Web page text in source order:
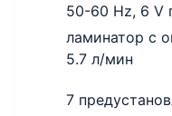
50-60 Hz, 6 V
ламинатор с
5.7 л/мин
7